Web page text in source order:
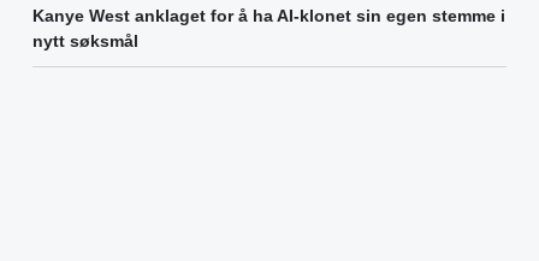
Kanye West anklaget for å ha AI-klonet sin egen stemme i
nytt søksmål